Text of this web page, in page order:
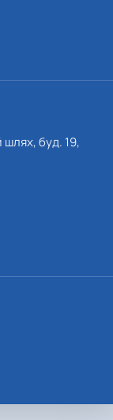
шлях, буд. 19,